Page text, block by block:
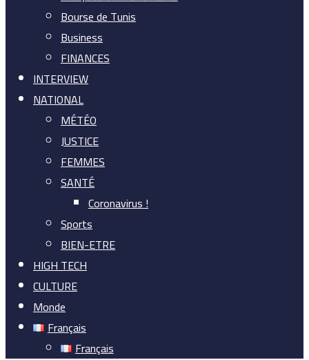
Bourse de Tunis
Business
FINANCES
INTERVIEW
NATIONAL
MÉTÉO
JUSTICE
FEMMES
SANTÉ
Coronavirus !
Sports
BIEN-ETRE
HIGH TECH
CULTURE
Monde
Français
Français